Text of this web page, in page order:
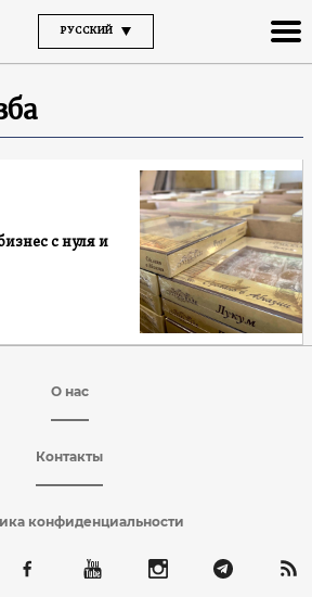
РУССКИЙ
с нуля и
О нас
Контакты
конфиденциальности